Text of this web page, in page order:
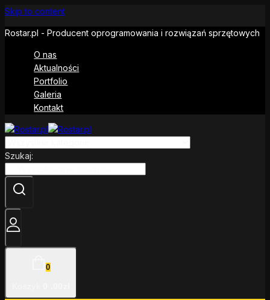
Skip to content
Rostar.pl - Producent oprogramowania i rozwiązań sprzętowych
O nas
Aktualności
Portfolio
Galeria
Kontakt
Szukaj:
0